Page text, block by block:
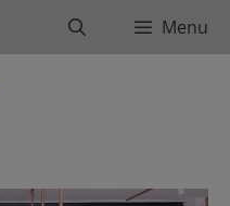
BuscarMenu